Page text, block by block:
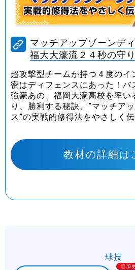
マッチアップゾーンデ
福大大濠流２４秒の守
超攻撃型チームが持つ４度のイ
密はディフェンスにあった！バ
強豪あの、福岡大濠高校を率い
り、勝利する秘訣、”マッチア
ス”の実戦的修得法をやさしく伝
教材の詳細は
球技
追加